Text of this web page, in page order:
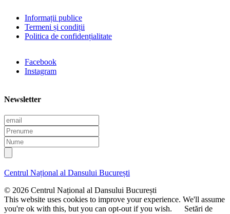
Informații publice
Termeni și condiții
Politica de confidențialitate
Facebook
Instagram
Newsletter
E
m
a
i
l
P
r
e
n
m
e
N
u
m
e
Centrul Național al Dansului București
© 2026 Centrul Național al Dansului București
This website uses cookies to improve your experience. We'll assume
you're ok with this, but you can opt-out if you wish.
Setări de